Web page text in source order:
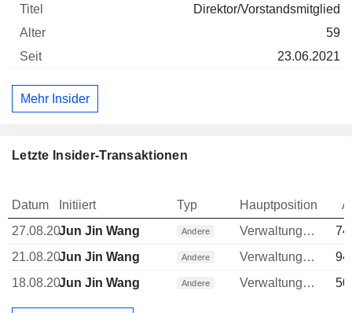
Direktor/Vorstandsmitglied
59
23.06.2021
Mehr Insider
Letzte Insider-Transaktionen
Datum Initiiert Typ Hauptposition
27.08.20Jun Jin Wang Andere Verwaltungsratsmitglied
21.08.20Jun Jin Wang Andere Verwaltungsratsmitglied
18.08.20Jun Jin Wang Andere Verwaltungsratsmitglied